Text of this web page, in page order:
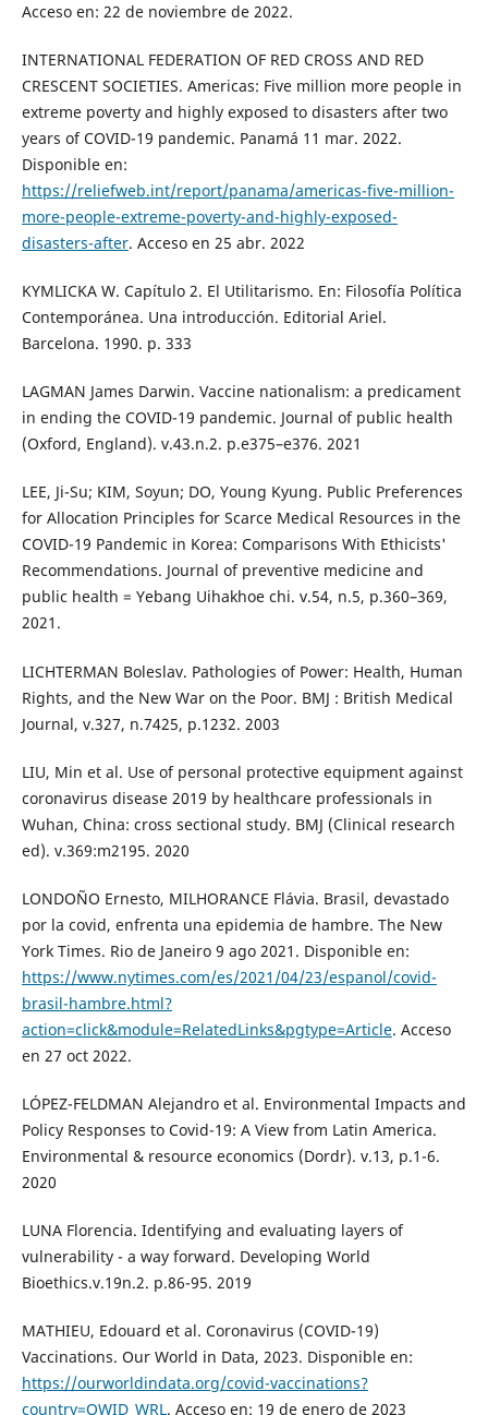
Acceso en: 22 de noviembre de 2022.
INTERNATIONAL FEDERATION OF RED CROSS AND RED
CRESCENT SOCIETIES. Americas: Five million more people in
extreme poverty and highly exposed to disasters after two
years of COVID-19 pandemic. Panamá 11 mar. 2022.
Disponible en:
https://reliefweb.int/report/panama/americas-five-million-
more-people-extreme-poverty-and-highly-exposed-
disasters-after. Acceso en 25 abr. 2022
KYMLICKA W. Capítulo 2. El Utilitarismo. En: Filosofía Política
Contemporánea. Una introducción. Editorial Ariel.
Barcelona. 1990. p. 333
LAGMAN James Darwin. Vaccine nationalism: a predicament
in ending the COVID-19 pandemic. Journal of public health
(Oxford, England). v.43.n.2. p.e375–e376. 2021
LEE, Ji-Su; KIM, Soyun; DO, Young Kyung. Public Preferences
for Allocation Principles for Scarce Medical Resources in the
COVID-19 Pandemic in Korea: Comparisons With Ethicists'
Recommendations. Journal of preventive medicine and
public health = Yebang Uihakhoe chi. v.54, n.5, p.360–369,
2021.
LICHTERMAN Boleslav. Pathologies of Power: Health, Human
Rights, and the New War on the Poor. BMJ : British Medical
Journal, v.327, n.7425, p.1232. 2003
LIU, Min et al. Use of personal protective equipment against
coronavirus disease 2019 by healthcare professionals in
Wuhan, China: cross sectional study. BMJ (Clinical research
ed). v.369:m2195. 2020
LONDOÑO Ernesto, MILHORANCE Flávia. Brasil, devastado
por la covid, enfrenta una epidemia de hambre. The New
York Times. Rio de Janeiro 9 ago 2021. Disponible en:
https://www.nytimes.com/es/2021/04/23/espanol/covid-
brasil-hambre.html?
action=click&module=RelatedLinks&pgtype=Article. Acceso
en 27 oct 2022.
LÓPEZ-FELDMAN Alejandro et al. Environmental Impacts and
Policy Responses to Covid-19: A View from Latin America.
Environmental & resource economics (Dordr). v.13, p.1-6.
2020
LUNA Florencia. Identifying and evaluating layers of
vulnerability - a way forward. Developing World
Bioethics.v.19n.2. p.86-95. 2019
MATHIEU, Edouard et al. Coronavirus (COVID-19)
Vaccinations. Our World in Data, 2023. Disponible en:
https://ourworldindata.org/covid-vaccinations?
country=OWID_WRL. Acceso en: 19 de enero de 2023